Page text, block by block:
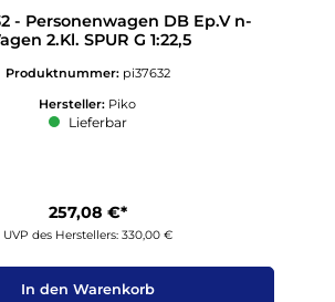
- Personenwagen DB Ep.V n-
2.Kl. SPUR G 1:22,5
Produktnummer: pi37632
Hersteller: Piko
Lieferbar
257,08 €*
UVP des Herstellers: 330,00 €
In den Warenkorb